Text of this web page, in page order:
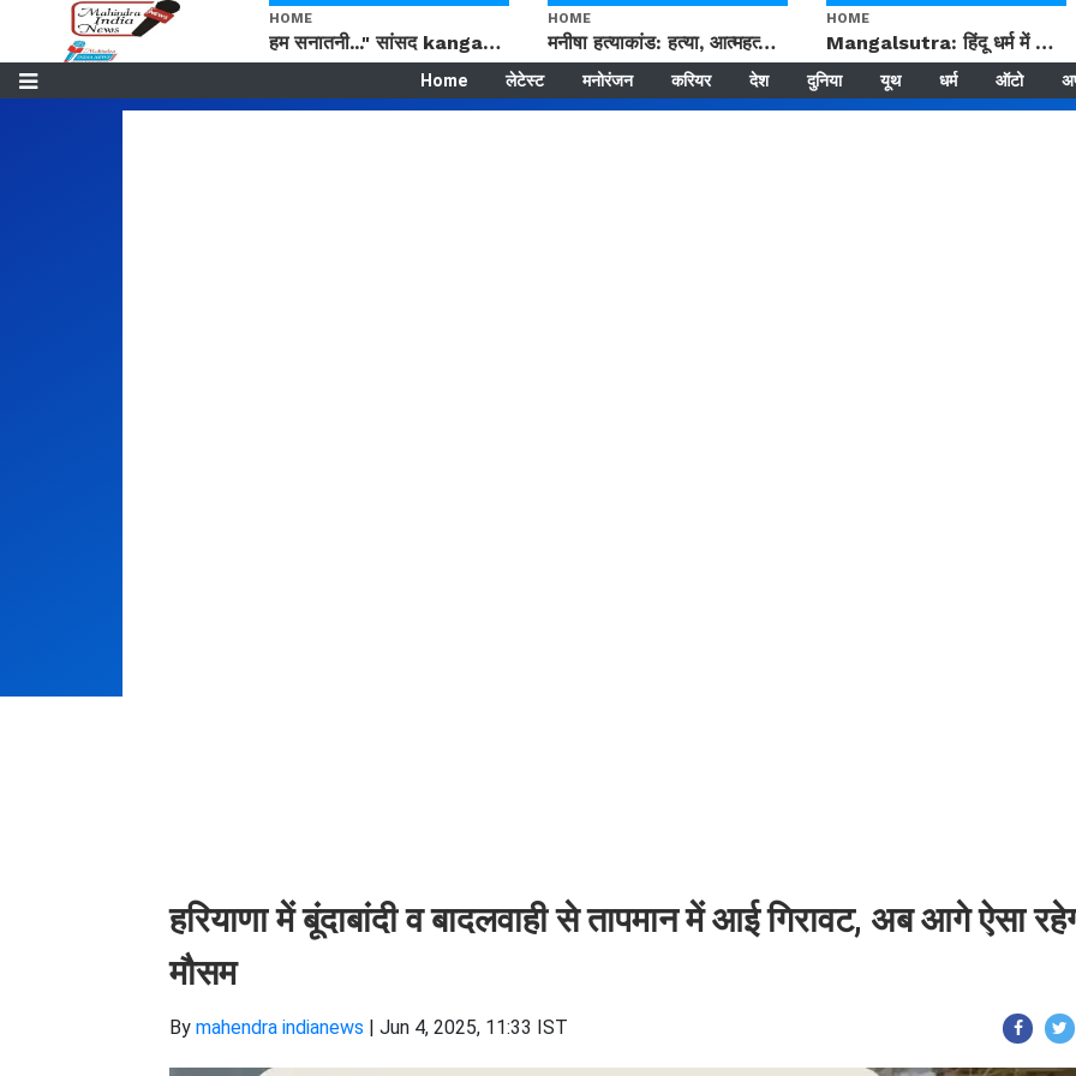
HOME
हम सनातनी..." सांसद kangana Ranaut से क्या बोली लड़की? Viral Jantar-Mantar | CJP protest
HOME
मनीषा हत्याकांड: हत्या, आत्महत्या या कोई बड़ा राज? | Full Story | Josh Haryana
HOME
Mangalsutra: हिंदू धर्म में शादी के बाद मंगलसूत्र क्यों पहनती है महिलाएं, किसने शुरु की ये परंपरा
Home लेटेस्ट मनोरंजन करियर देश दुनिया यूथ धर्म ऑटो
हरियाणा में बूंदाबांदी व बादलवाही से तापमान में आई गिरावट, अब आगे ऐसा
मौसम
By mahendra indianews | Jun 4, 2025, 11:33 IST